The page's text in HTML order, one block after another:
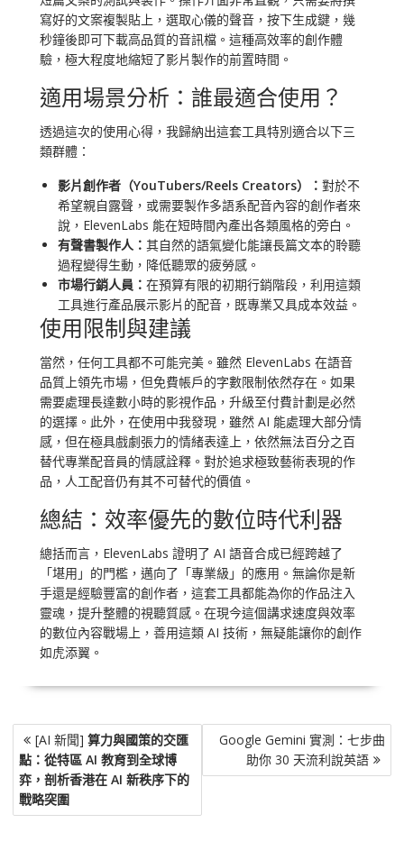
寫好的文案複製貼上，選取心儀的聲音，按下生成鍵，幾
秒鐘後即可下載高品質的音訊檔。這種高效率的創作體
驗，極大程度地縮短了影片製作的前置時間。
適用場景分析：誰最適合使用？
透過這次的使用心得，我歸納出這套工具特別適合以下三
類群體：
影片創作者（YouTubers/Reels Creators）： 對於不
希望親自露聲，或需要製作多語系配音內容的創作者來
說，ElevenLabs 能在短時間內產出各類風格的旁白。
有聲書製作人： 其自然的語氣變化能讓長篇文本的聆聽
過程變得生動，降低聽眾的疲勞感。
市場行銷人員： 在預算有限的初期行銷階段，利用這類
工具進行產品展示影片的配音，既專業又具成本效益。
使用限制與建議
當然，任何工具都不可能完美。雖然 ElevenLabs 在語音
品質上領先市場，但免費帳戶的字數限制依然存在。如果
需要處理長達數小時的影視作品，升級至付費計劃是必然
的選擇。此外，在使用中我發現，雖然 AI 能處理大部分情
感，但在極具戲劇張力的情緒表達上，依然無法百分之百
替代專業配音員的情感詮釋。對於追求極致藝術表現的作
品，人工配音仍有其不可替代的價值。
總結：效率優先的數位時代利器
總括而言，ElevenLabs 證明了 AI 語音合成已經跨越了
「堪用」的門檻，邁向了「專業級」的應用。無論你是新
手還是經驗豐富的創作者，這套工具都能為你的作品注入
靈魂，提升整體的視聽質感。在現今這個講求速度與效率
的數位內容戰場上，善用這類 AI 技術，無疑能讓你的創作
如虎添翼。
文
章
導
覽
[AI 新聞] 算力與國策的交匯
點：從特區 AI 教育到全球博
弈，剖析香港在 AI 新秩序下的
戰略突圍
Google Gemini 實測：七步曲
助你 30 天流利說英語